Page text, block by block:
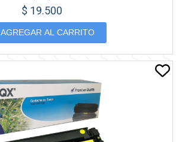
$ 19.500
AGREGAR AL CARRITO